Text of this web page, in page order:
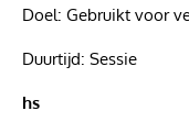
Doel: Gebruikt voor
Duurtijd: Sessie
hs